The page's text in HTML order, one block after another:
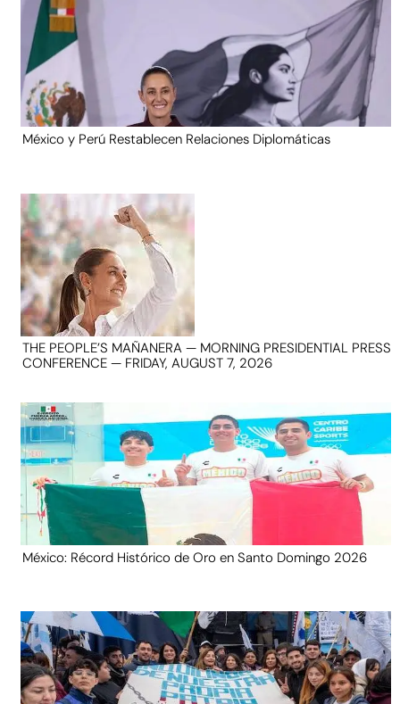
México y Perú Restablecen Relaciones Diplomáticas
THE PEOPLE’S MAÑANERA — MORNING PRESIDENTIAL PRESS
CONFERENCE — FRIDAY, AUGUST 7, 2026
México: Récord Histórico de Oro en Santo Domingo 2026